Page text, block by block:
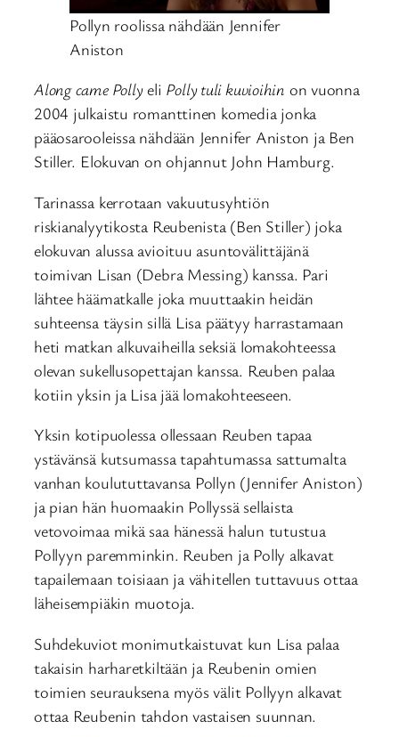
Pollyn roolissa nähdään Jennifer
Aniston
Along came Pollyeli Polly tuli kuvioihin on vuonna
2004 julkaistu romanttinen komedia jonka
pääosarooleissa nähdään Jennifer Aniston ja Ben
Stiller. Elokuvan on ohjannut John Hamburg.
Tarinassa kerrotaan vakuutusyhtiön
riskianalyytikosta Reubenista (Ben Stiller) joka
elokuvan alussa avioituu asuntovälittäjänä
toimivan Lisan (Debra Messing) kanssa. Pari
lähtee häämatkalle joka muuttaakin heidän
suhteensa täysin sillä Lisa päätyy harrastamaan
heti matkan alkuvaiheilla seksiä lomakohteessa
olevan sukellusopettajan kanssa. Reuben palaa
kotiin yksin ja Lisa jää lomakohteeseen.
Yksin kotipuolessa ollessaan Reuben tapaa
ystävänsä kutsumassa tapahtumassa sattumalta
vanhan koulututtavansa Pollyn (Jennifer Aniston)
ja pian hän huomaakin Pollyssä sellaista
vetovoimaa mikä saa hänessä halun tutustua
Pollyyn paremminkin. Reuben ja Polly alkavat
tapailemaan toisiaan ja vähitellen tuttavuus ottaa
läheisempiäkin muotoja.
Suhdekuviot monimutkaistuvat kun Lisa palaa
takaisin harharetkiltään ja Reubenin omien
toimien seurauksena myös välit Pollyyn alkavat
ottaa Reubenin tahdon vastaisen suunnan.